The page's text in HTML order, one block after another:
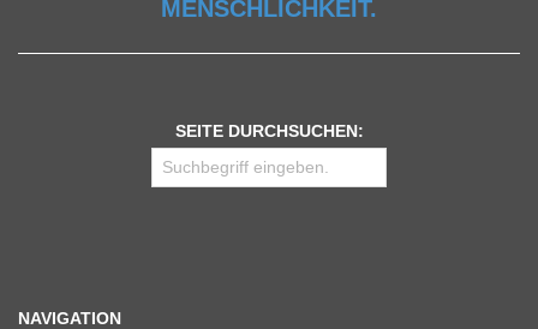
MENSCHLICHKEIT.
SEITE DURCHSUCHEN:
NAVIGATION